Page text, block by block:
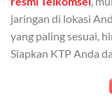
Kuota ini hanya
Cara
Daftarkan
jaringan di lokasi
yang paling sesuai,
Siapkan KTP Anda